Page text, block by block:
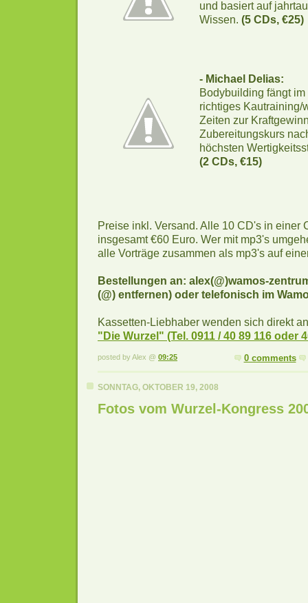
und basiert auf
Wissen. (5 CDs, €25)
- Michael Delias:
Bodybuilding fängt im
richtiges Kautraining/
Zeiten zur
Zubereitungskurs
höchsten
(2 CDs, €15)
Preise inkl. Versand. Alle 10 CD's in einer
insgesamt €60 Euro. Wer mit mp3's
alle Vorträge zusammen als mp3's auf
Bestellungen an: alex(@)wamos-
(@) entfernen) oder telefonisch im
Kassetten-Liebhaber wenden sich direkt
"Die Wurzel" (Tel. 0911 / 40 89 116 oder
posted by Alex @ 09:25 0 comments
SONNTAG, OKTOBER 19, 2008
Fotos vom Wurzel-Kongress